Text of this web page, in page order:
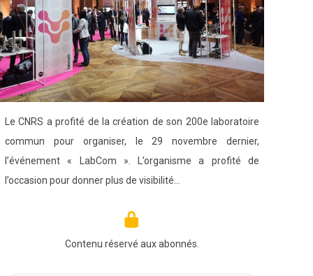
Le CNRS a profité de la création de son 200e laboratoire
commun pour organiser, le 29 novembre dernier,
l’événement « LabCom ». L’organisme a profité de
l’occasion pour donner plus de visibilité…
Contenu réservé aux abonnés.